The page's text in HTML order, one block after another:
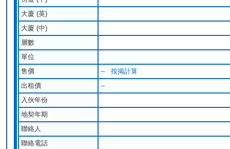
大廈 (英)
大廈 (中)
層數
單位
售價
-- 按揭計算
出租價
--
入伙年份
地契年期
聯絡人
聯絡電話